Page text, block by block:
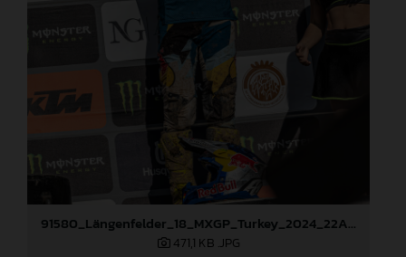
91580_Längenfelder_18_MXGP_Turkey_2024_22A3259
471,1 KB .JPG